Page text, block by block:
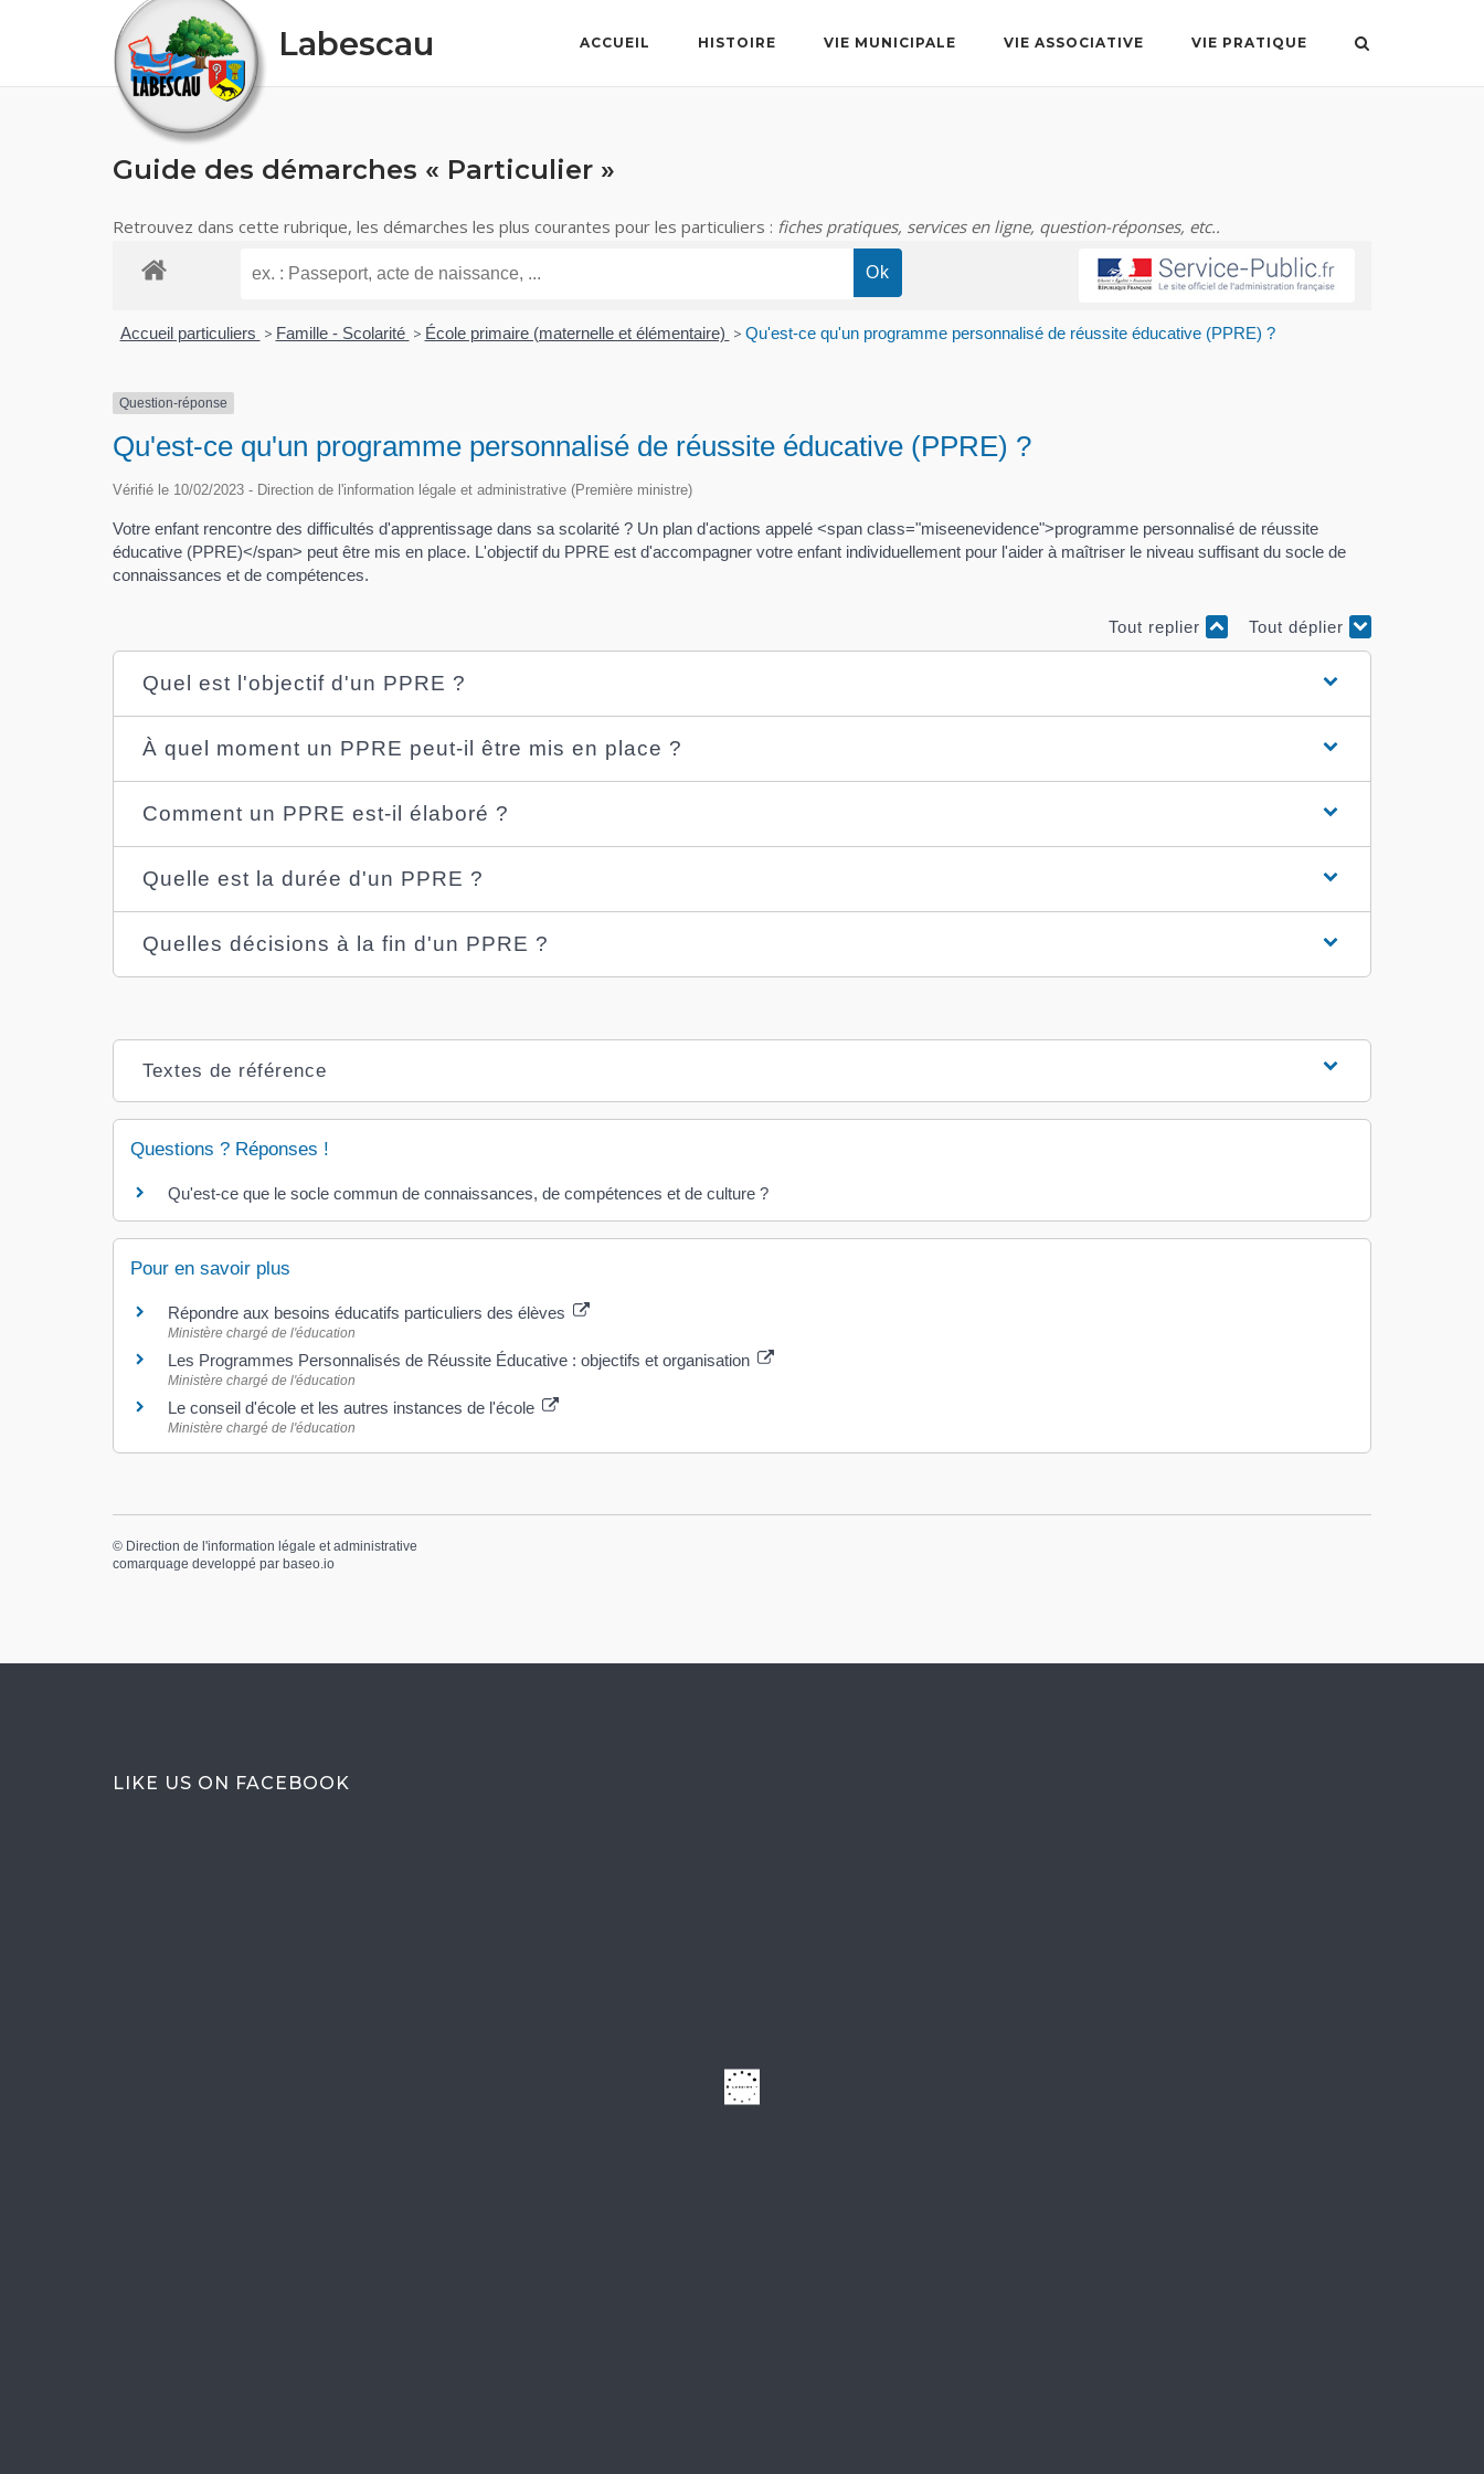
Labescau ACCUEIL HISTOIRE VIE MUNICIPALE VIE ASSOCIATIVE VIE PRATIQUE
Guide des démarches « Particulier »
Retrouvez dans cette rubrique, les démarches les plus courantes pour les particuliers : fiches pratiques, services en ligne, question-réponses, etc..
Accueil particuliers > Famille - Scolarité > École primaire (maternelle et élémentaire) > Qu'est-ce qu'un programme personnalisé de réussite éducative (PPRE) ?
Question-réponse
Qu'est-ce qu'un programme personnalisé de réussite éducative (PPRE) ?
Vérifié le 10/02/2023 - Direction de l'information légale et administrative (Première ministre)
Votre enfant rencontre des difficultés d'apprentissage dans sa scolarité ? Un plan d'actions appelé <span class="miseenevidence">programme personnalisé de réussite
éducative (PPRE)</span> peut être mis en place. L'objectif du PPRE est d'accompagner votre enfant individuellement pour l'aider à maîtriser le niveau suffisant du socle de
connaissances et de compétences.
Tout replier Tout déplier
Quel est l'objectif d'un PPRE ?
À quel moment un PPRE peut-il être mis en place ?
Comment un PPRE est-il élaboré ?
Quelle est la durée d'un PPRE ?
Quelles décisions à la fin d'un PPRE ?
Textes de référence
Questions ? Réponses !
Qu'est-ce que le socle commun de connaissances, de compétences et de culture ?
Pour en savoir plus
Répondre aux besoins éducatifs particuliers des élèves
Ministère chargé de l'éducation
Les Programmes Personnalisés de Réussite Éducative : objectifs et organisation
Ministère chargé de l'éducation
Le conseil d'école et les autres instances de l'école
Ministère chargé de l'éducation
© Direction de l'information légale et administrative
comarquage developpé par baseo.io
LIKE US ON FACEBOOK